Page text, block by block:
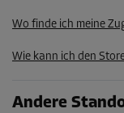
180,00 EUR/Mon
Abteil 16
Wo finde ich meine
Wie kann ich den
Andere